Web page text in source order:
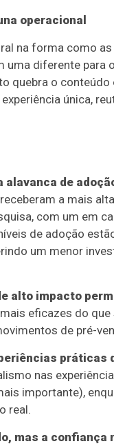
operacional
na forma como
diferente para
quebra o
única,
alavanca de
a mais
com um em
de adoção
um menor
alto impacto
eficazes do
de pré-
práticas
nas
importante),
real.
mas a confiança